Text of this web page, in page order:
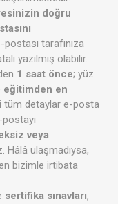
doğru
tarafınıza
yazılmış olabilir.
1 saat önce; yüz
eğitimden en
tüm detaylar e-posta
veya
Hâlâ ulaşmadıysa,
bizimle irtibata
sertifika sınavları,